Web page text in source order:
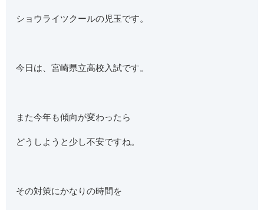
ショウライツクールの児玉です。
今日は、宮崎県立高校入試です。
また今年も傾向が変わったら
どうしようと少し不安ですね。
その対策にかなりの時間を